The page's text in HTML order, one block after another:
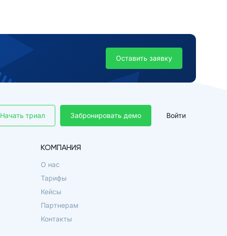
Оставить заявку
Забронировать демо
Начать триал Войти
КОМПАНИЯ
О нас
Тарифы
Кейсы
Партнерам
Контакты